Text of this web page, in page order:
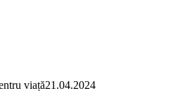
viață21.04.2024